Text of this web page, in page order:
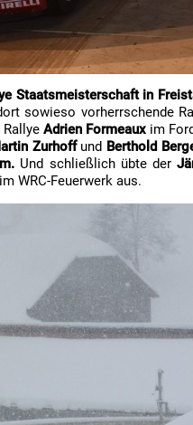
Staatsmeisterschaft in
sowieso vorherrschende
Adrien Formeauxim
Zurhoffund Berthold
Und schließlich übte der
WRC-Feuerwerk aus.